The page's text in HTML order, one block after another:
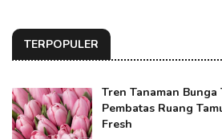
TERPOPULER
Tren Tanaman Bunga
Pembatas Ruang
Fresh